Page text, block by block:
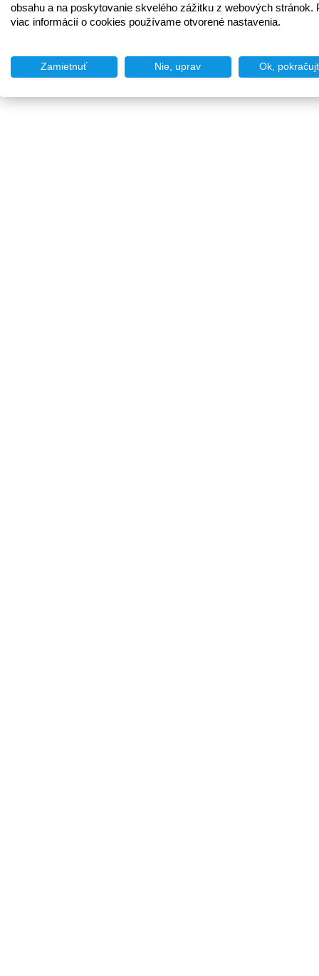
obsahu a na poskytovanie skvelého zážitku z webových stránok.
viac informácií o cookies používame otvorené nastavenia.
Zamietnuť Nie, uprav Ok,